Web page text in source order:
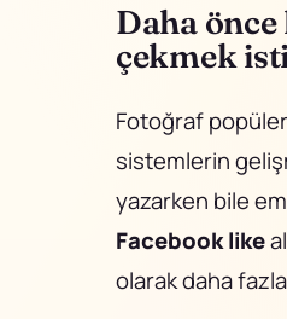
Daha
çekmek
Fotoğraf
sistemlerin
yazarken bile
Facebook like
olarak daha